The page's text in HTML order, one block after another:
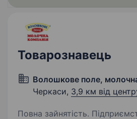
Товарознавець
Волошкове поле,
Черкаси, 3,9 км від
Повна зайнятість. Підприємство 'Юрія' —